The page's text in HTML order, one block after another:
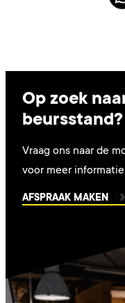
Op zoek
beursstand?
Vraag ons naar de
voor meer
AFSPRAAK MAKEN